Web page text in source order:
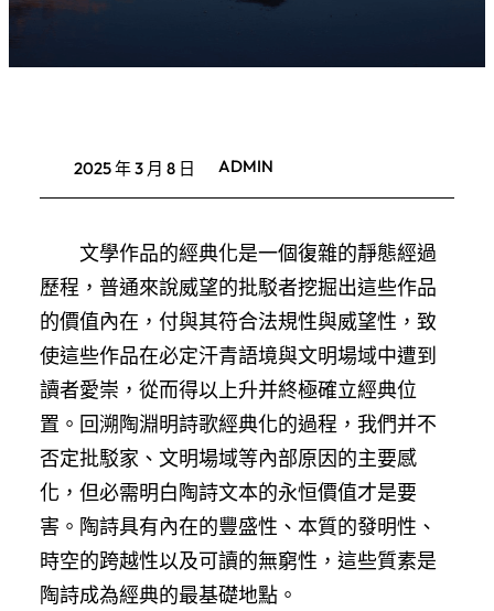
2025 年 3 月 8 日 ADMIN
文學作品的經典化是一個復雜的靜態經過
歷程，普通來說威望的批駁者挖掘出這些作品
的價值內在，付與其符合法規性與威望性，致
使這些作品在必定汗青語境與文明場域中遭到
讀者愛崇，從而得以上升并終極確立經典位
置。回溯陶淵明詩歌經典化的過程，我們并不
否定批駁家、文明場域等內部原因的主要感
化，但必需明白陶詩文本的永恒價值才是要
害。陶詩具有內在的豐盛性、本質的發明性、
時空的跨越性以及可讀的無窮性，這些質素是
陶詩成為經典的最基礎地點。